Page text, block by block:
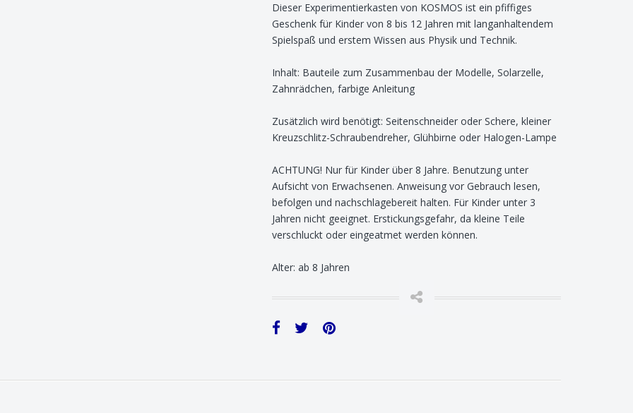
Dieser Experimentierkasten von KOSMOS ist ein pfiffiges
Geschenk für Kinder von 8 bis 12 Jahren mit langanhaltendem
Spielspaß und erstem Wissen aus Physik und Technik.
Inhalt: Bauteile zum Zusammenbau der Modelle, Solarzelle,
Zahnrädchen, farbige Anleitung
Zusätzlich wird benötigt: Seitenschneider oder Schere, kleiner
Kreuzschlitz-Schraubendreher, Glühbirne oder Halogen-Lampe
ACHTUNG! Nur für Kinder über 8 Jahre. Benutzung unter
Aufsicht von Erwachsenen. Anweisung vor Gebrauch lesen,
befolgen und nachschlagebereit halten. Für Kinder unter 3
Jahren nicht geeignet. Erstickungsgefahr, da kleine Teile
verschluckt oder eingeatmet werden können.
Alter: ab 8 Jahren